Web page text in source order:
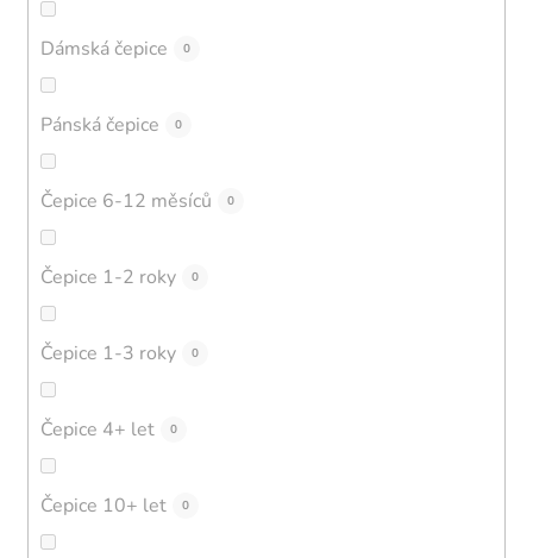
Dámská čepice 0
Pánská čepice 0
Čepice 6-12 měsíců 0
Čepice 1-2 roky 0
Čepice 1-3 roky 0
Čepice 4+ let 0
Čepice 10+ let 0